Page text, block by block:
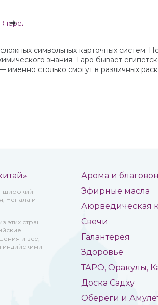
Вперед
символьных карточных систем.
знания. Таро бывает
именно столько смогут в различных
широкий
Непала и
этих стран.
и все,
индийскими
Арома и
Эфирные масла
Аюрведическая
Свечи
Галантерея
Здоровье
ТАРО, Оракулы,
Доска Садху
Обереги и